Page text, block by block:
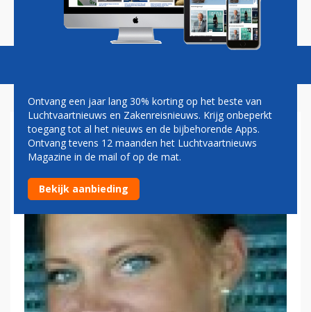
Magazine Podcasts Vacatures
CHRISTA KLOOSMAN:
VERHUIZEN!
Ontvang een jaar lang 30% korting op het beste van
Luchtvaartnieuws en Zakenreisnieuws. Krijg onbeperkt
toegang tot al het nieuws en de bijbehorende Apps.
Ontvang tevens 12 maanden het Luchtvaartnieuws
Magazine in de mail of op de mat.
Bekijk aanbieding